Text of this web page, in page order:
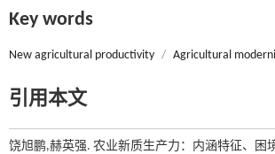
Key words
New agricultural productivity / Agricultural
引用本文
饶旭鹏,赫英强. 农业新质生产力：内涵特征、困